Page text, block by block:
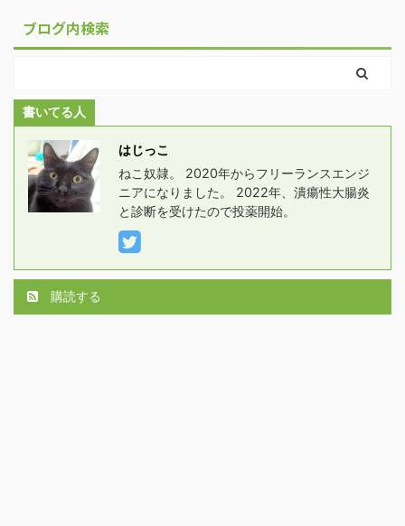
ブログ内検索
書いてる人
はじっこ
ねこ奴隷。 2020年からフリーランスエンジ
ニアになりました。 2022年、潰瘍性大腸炎
と診断を受けたので投薬開始。
購読する